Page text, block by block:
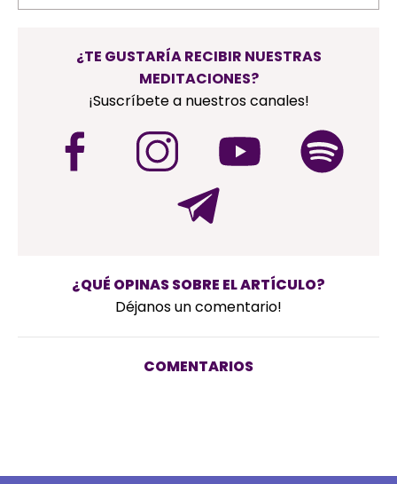
¿TE GUSTARÍA RECIBIR NUESTRAS
MEDITACIONES?
¡Suscríbete a nuestros canales!
¿QUÉ OPINAS SOBRE EL ARTÍCULO?
Déjanos un comentario!
COMENTARIOS